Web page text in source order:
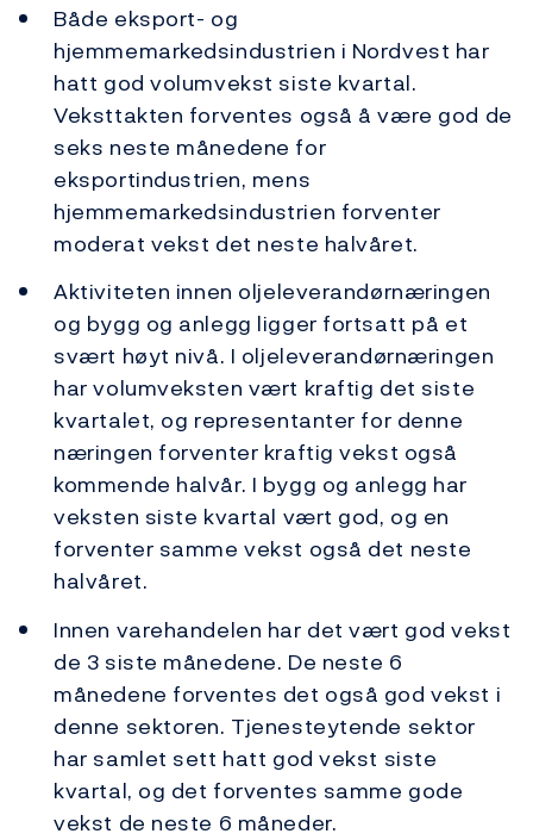
Både eksport- og
hjemmemarkedsindustrien i Nordvest har
hatt god volumvekst siste kvartal.
Veksttakten forventes også å være god de
seks neste månedene for
eksportindustrien, mens
hjemmemarkedsindustrien forventer
moderat vekst det neste halvåret.
Aktiviteten innen oljeleverandørnæringen
og bygg og anlegg ligger fortsatt på et
svært høyt nivå. I oljeleverandørnæringen
har volumveksten vært kraftig det siste
kvartalet, og representanter for denne
næringen forventer kraftig vekst også
kommende halvår. I bygg og anlegg har
veksten siste kvartal vært god, og en
forventer samme vekst også det neste
halvåret.
Innen varehandelen har det vært god vekst
de 3 siste månedene. De neste 6
månedene forventes det også god vekst i
denne sektoren. Tjenesteytende sektor
har samlet sett hatt god vekst siste
kvartal, og det forventes samme gode
vekst de neste 6 måneder.